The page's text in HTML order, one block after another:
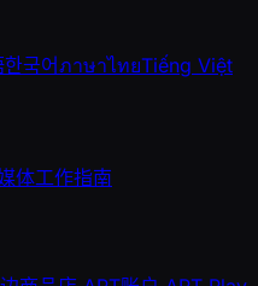
한국어ภาษาไทยTiếng Việt
体工作指南